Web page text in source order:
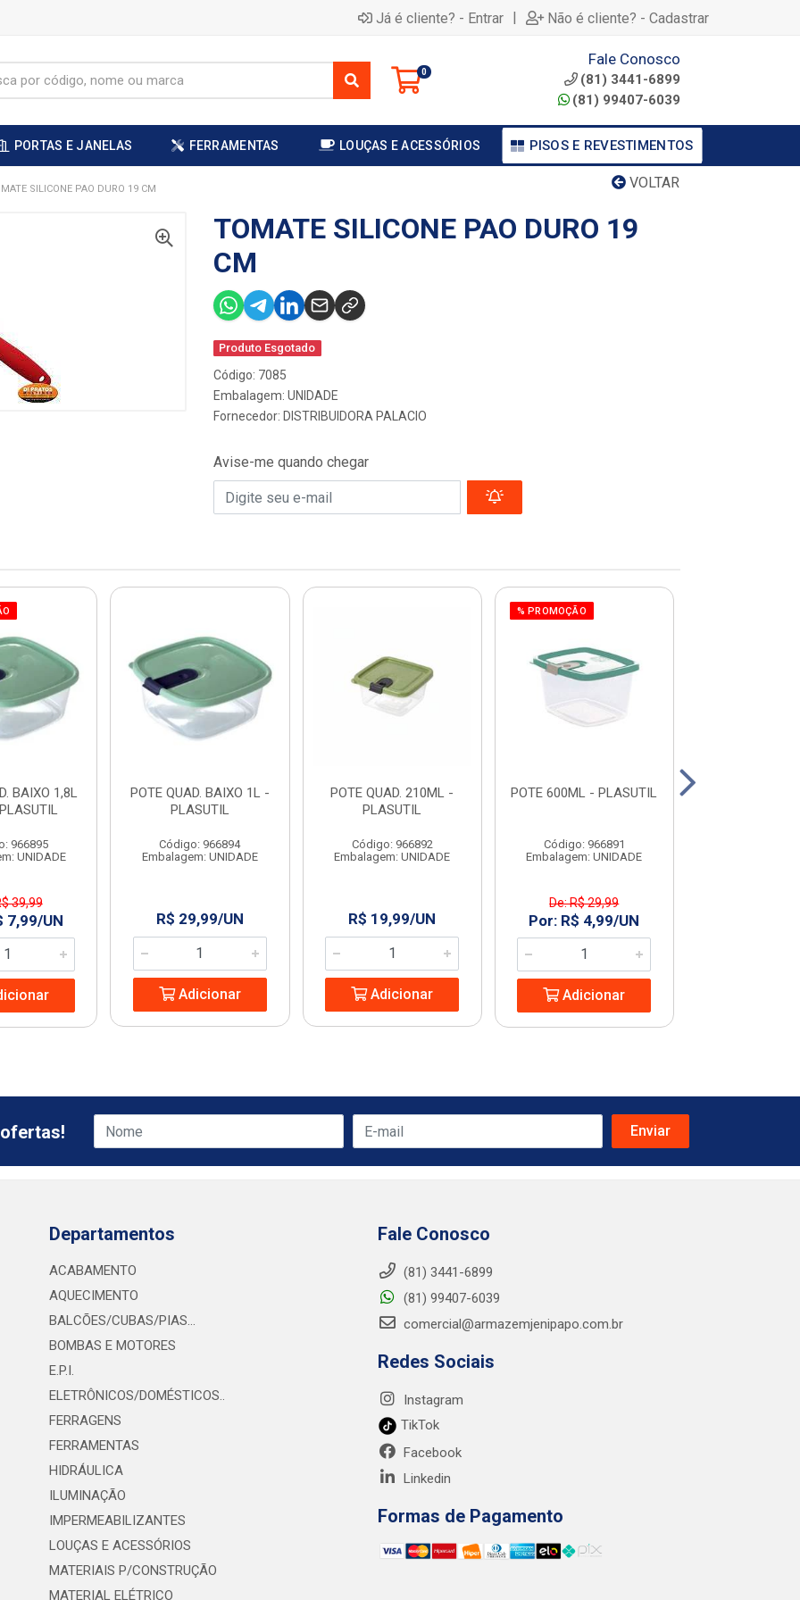
Já é cliente? - Entrar | Não é cliente? - Cadastrar
0
Fale Conosco
(81) 3441-6899
(81) 99407-6039
PORTAS E JANELAS FERRAMENTAS LOUÇAS E ACESSÓRIOS PISOS E REVESTIMENTOS
VOLTAR
SILICONE PAO DURO 19 CM
TOMATE SILICONE PAO DURO 19
CM
Produto Esgotado
Código: 7085
Embalagem: UNIDADE
Fornecedor: DISTRIBUIDORA PALACIO
Avise-me quando chegar
BAIXO 1,8L
966895
UNIDADE
39,99
7,99/UN
POTE QUAD. BAIXO 1L -
PLASUTIL
Código: 966894
Embalagem: UNIDADE
R$ 29,99/UN
Adicionar
POTE QUAD. 210ML -
PLASUTIL
Código: 966892
Embalagem: UNIDADE
R$ 19,99/UN
Adicionar
% PROMOÇÃO
POTE 600ML - PLASUTIL
Código: 966891
Embalagem: UNIDADE
De: R$ 29,99
Por: R$ 4,99/UN
Adicionar
Departamentos
ACABAMENTO
AQUECIMENTO
BALCÕES/CUBAS/PIAS...
BOMBAS E MOTORES
E.P.I.
ELETRÔNICOS/DOMÉSTICOS..
FERRAGENS
FERRAMENTAS
HIDRÁULICA
ILUMINAÇÃO
IMPERMEABILIZANTES
LOUÇAS E ACESSÓRIOS
MATERIAIS P/CONSTRUÇÃO
MATERIAL ELÉTRICO
Fale Conosco
(81) 3441-6899
(81) 99407-6039
comercial@armazemjenipapo.com.br
Redes Sociais
Instagram
TikTok
Facebook
Linkedin
Formas de Pagamento